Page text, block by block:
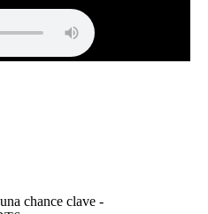
chance clave -